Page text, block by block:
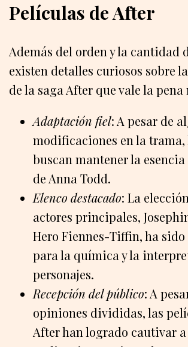
Películas de After
Además del orden y la cantidad
existen detalles curiosos sobre
de la saga After que vale la
Adaptación fiel: A pesar de
modificaciones en la
buscan mantener la
de Anna Todd.
Elenco destacado: La
actores principales,
Hero Fiennes-Tiffin, ha
para la química y la
personajes.
Recepción del público: A
opiniones divididas, las
After han logrado cautivar